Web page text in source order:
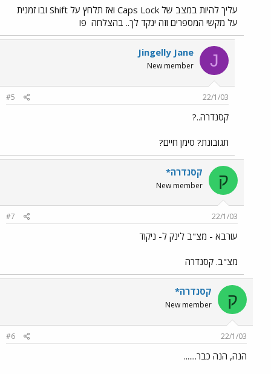
עליך להיות במצב של Caps Lock ואז תלחץ על Shift ובו זמנית
על מקשי המספרים וזה ינקד לך.. בהצלחה פו
J
Jingelly Jane
New member
22/1/03
#5
קסנדרה..?
תגובונת? סימן חיים?
ק קסנדרה*
New member
22/1/03
#7
עורבא - מצ"ב לינק ל- ניקוד
מצ"ב. קסנדרה
ק קסנדרה*
New member
22/1/03
#6
הנה, הנה כבר.......